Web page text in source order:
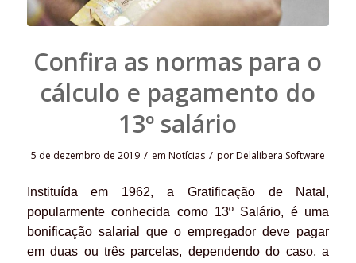
Confira as normas para o
cálculo e pagamento do
13º salário
5 de dezembro de 2019 / em Notícias / porDelalibera Software
Instituída em 1962, a Gratificação de Natal,
popularmente conhecida como 13º Salário, é uma
bonificação salarial que o empregador deve pagar
em duas ou três parcelas, dependendo do caso, a